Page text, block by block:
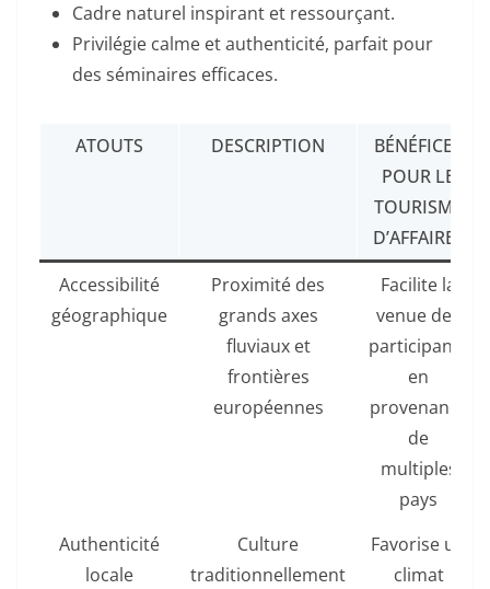
Cadre naturel inspirant et ressourçant.
Privilégie calme et authenticité, parfait pour
des séminaires efficaces.
ATOUTS DESCRIPTION
BÉNÉFICES
POUR LE
TOURISME
D’AFFAIRES
Accessibilité
géographique
Proximité des
grands axes
fluviaux et
frontières
européennes
Facilite la
venue des
participants
en
provenance
de
multiples
pays
Authenticité
locale
Culture
traditionnellement
Favorise un
climat